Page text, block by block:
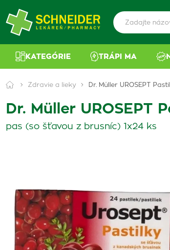
KATEGÓRIE TRÁPI MA
Zdravie a lieky Dr. Müller UROSEPT
Dr. Müller UROSEPT
pas (so šťavou z brusníc) 1x24 ks